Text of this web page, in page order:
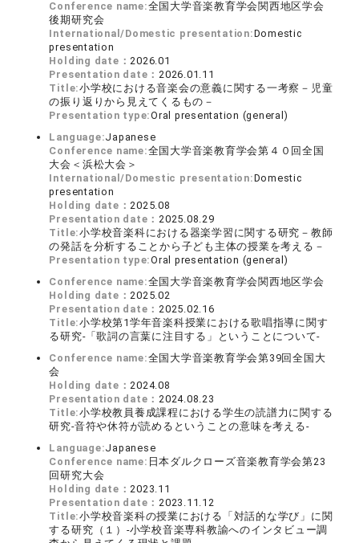
Conference name:全国大学音楽教育学会関西地区学会
後期研究会
International/Domestic presentation:Domestic
presentation
Holding date： 2026.01
Presentation date： 2026.01.11
Title:小学校における音楽会の意義に関する一考察－児童
の振り返りから見えてくるもの－
Presentation type:Oral presentation (general)
Language:Japanese
Conference name:全国大学音楽教育学会第４０回全国
大会＜浜松大会＞
International/Domestic presentation:Domestic
presentation
Holding date： 2025.08
Presentation date： 2025.08.29
Title:小学校音楽科における器楽学習に関する研究－教師
の発話を分析することから子ども主体の授業を考える－
Presentation type:Oral presentation (general)
Conference name:全国大学音楽教育学会関西地区学会
Holding date： 2025.02
Presentation date： 2025.02.16
Title:小学校第1学年音楽科授業における歌唱指導に関す
る研究-「歌詞の言葉に注目する」ということについて‐
Conference name:全国大学音楽教育学会第39回全国大
会
Holding date： 2024.08
Presentation date： 2024.08.23
Title:小学校教員養成課程における学生の読譜力に関する
研究-音符や休符が読めるということの意味を考える‐
Language:Japanese
Conference name: 日本ダルクローズ音楽教育学会第23
回研究大会
Holding date： 2023.11
Presentation date： 2023.11.12
Title:小学校音楽科の授業における「対話的な学び」に関
する研究（１）‐小学校音楽専科教諭へのインタビュー調